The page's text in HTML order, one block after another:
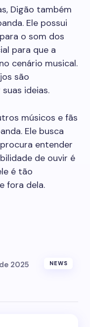
Digão também
Ele possui
o som dos
para que a
cenário musical.
são
ideias.
músicos e fãs
Ele busca
entender
de ouvir é
é tão
fora dela.
2025 NEWS